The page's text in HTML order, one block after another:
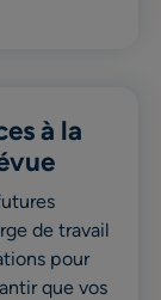
à la
de travail
pour
que vos